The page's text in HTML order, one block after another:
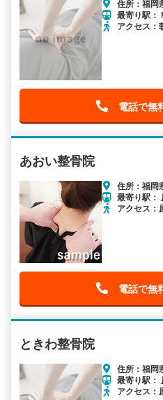
住所：福岡
最寄り駅：
アクセス：
電話で無
あおい整骨院
住所：福
最寄り駅：
アクセス：
電話で無
ときわ整骨院
住所：福岡
最寄り駅：
アクセス：